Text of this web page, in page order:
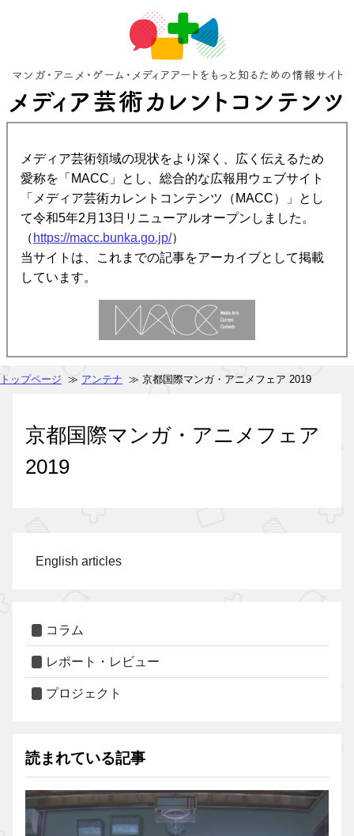
メディア芸術領域の現状をより深く、広く伝えるため
愛称を「MACC」とし、総合的な広報用ウェブサイト
「メディア芸術カレントコンテンツ（MACC）」とし
て令和5年2月13日リニューアルオープンしました。
（ https://macc.bunka.go.jp/）
当サイトは、これまでの記事をアーカイブとして掲載
しています。
トップページ ≫ アンテナ ≫ 京都国際マンガ・アニメフェア 2019
京都国際マンガ・アニメフェア
2019
English articles
コラム
レポート・レビュー
プロジェクト
読まれている記事